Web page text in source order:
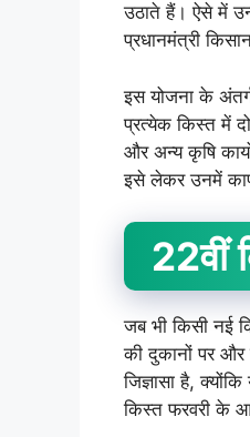
उठाते हैं। ऐसे में
प्रधानमंत्री
इस योजना के
प्रत्येक किस्त में
और अन्य कृषि
इसे लेकर उनमें
22वीं
जब भी किसी नई
की दुकानों पर और
जिज्ञासा है,
किस्त फरवरी के